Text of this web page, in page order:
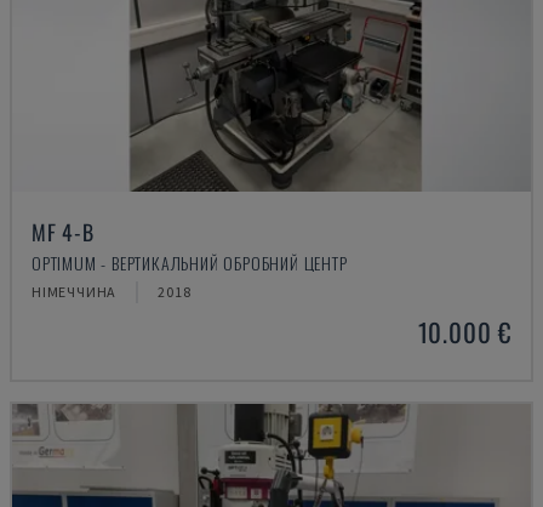
MF 4-B
OPTIMUM - ВЕРТИКАЛЬНИЙ ОБРОБНИЙ ЦЕНТР
НІМЕЧЧИНА 2018
10.000 €